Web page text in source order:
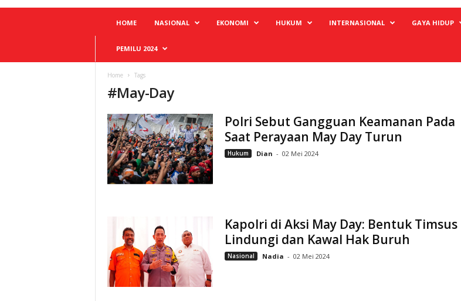
HOME NASIONAL EKONOMI HUKUM INTERNASIONAL GAYA HIDUP
PEMILU 2024
Home Tags
#May-Day
Polri Sebut Gangguan Keamanan Pada
Saat Perayaan May Day Turun
Hukum Dian - 02 Mei 2024
Kapolri di Aksi May Day: Bentuk Timsus
Lindungi dan Kawal Hak Buruh
Nasional Nadia - 02 Mei 2024